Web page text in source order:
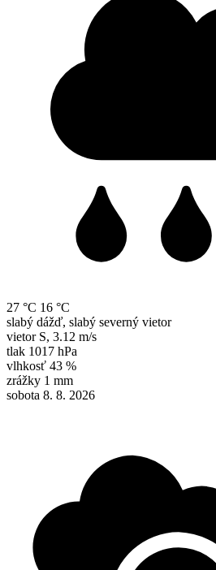
27 °C 16 °C
slabý dážď, slabý severný vietor
vietor S, 3.12 m/s
tlak 1017 hPa
vlhkosť 43 %
zrážky 1 mm
sobota 8. 8. 2026